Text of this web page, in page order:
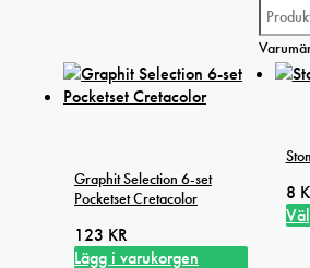
Graphit Selection 6-set
Pocketset Cretacolor
123 KR
Lägg i varukorgen
8